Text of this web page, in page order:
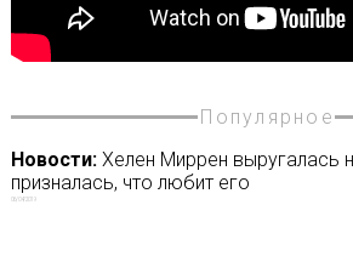
Популярное
Новости:Хелен Миррен выругалась
призналась, что любит его
06/04/2019